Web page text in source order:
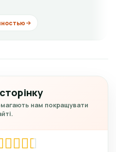
Читать полностью
нам покращувати